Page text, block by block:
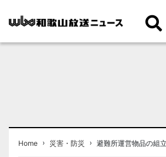
Home › 災害・防災 › 避難所運営物品の組